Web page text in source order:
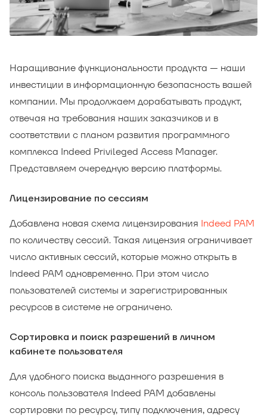
Наращивание функциональности продукта — наши
инвестиции в информационную безопасность вашей
компании. Мы продолжаем дорабатывать продукт,
отвечая на требования наших заказчиков и в
соответствии с планом развития программного
комплекса Indeed Privileged Access Manager.
Представляем очередную версию платформы.
Лицензирование по сессиям
Добавлена новая схема лицензирования Indeed PAM
по количеству сессий. Такая лицензия ограничивает
число активных сессий, которые можно открыть в
Indeed PAM одновременно. При этом число
пользователей системы и зарегистрированных
ресурсов в системе не ограничено.
Сортировка и поиск разрешений в личном
кабинете пользователя
Для удобного поиска выданного разрешения в
консоль пользователя Indeed PAM добавлены
сортировки по ресурсу, типу подключения, адресу